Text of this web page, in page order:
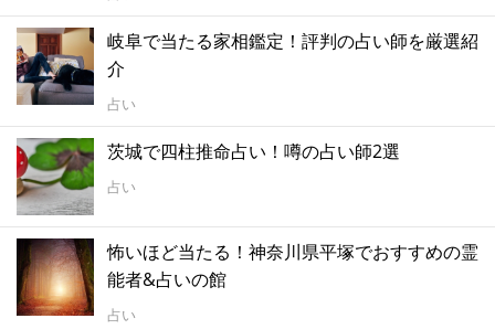
岐阜で当たる家相鑑定！評判の占い師を厳選紹
介
占い
茨城で四柱推命占い！噂の占い師2選
占い
怖いほど当たる！神奈川県平塚でおすすめの霊
能者&占いの館
占い